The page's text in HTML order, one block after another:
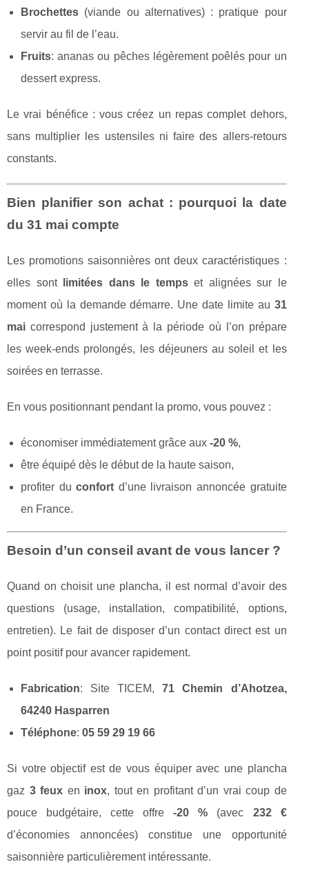
Brochettes (viande ou alternatives) : pratique pour
servir au fil de l’eau.
Fruits: ananas ou pêches légèrement poêlés pour un
dessert express.
Le vrai bénéfice : vous créez un repas complet dehors,
sans multiplier les ustensiles ni faire des allers-retours
constants.
Bien planifier son achat : pourquoi la date
du 31 mai compte
Les promotions saisonnières ont deux caractéristiques :
elles sont
limitées dans le tempset alignées sur le
moment où la demande démarre. Une date limite au 31
mai correspond justement à la période où l’on prépare
les week-ends prolongés, les déjeuners au soleil et les
soirées en terrasse.
En vous positionnant pendant la promo, vous pouvez :
économiser immédiatement grâce aux -20 %,
être équipé dès le début de la haute saison,
profiter duconfort d’une livraison annoncée gratuite
en France.
Besoin d’un conseil avant de vous lancer ?
Quand on choisit une plancha, il est normal d’avoir des
questions (usage, installation, compatibilité, options,
entretien). Le fait de disposer d’un contact direct est un
point positif pour avancer rapidement.
Fabrication: Site TICEM,71 Chemin d’Ahotzea,
64240 Hasparren
Téléphone: 05 59 29 19 66
Si votre objectif est de vous équiper avec une plancha
gaz 3 feux en inox, tout en profitant d’un vrai coup de
pouce budgétaire, cette offre-20 % (avec 232 €
d’économies annoncées) constitue une opportunité
saisonnière particulièrement intéressante.